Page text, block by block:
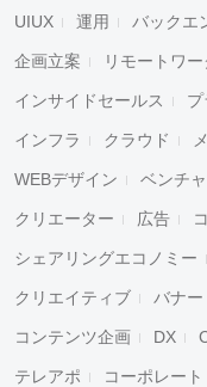
UIUX 運用 バックエ
企画立案 リモートワー
インサイドセールス
インフラ クラウド
WEBデザイン ベンチ
クリエーター 広告
シェアリングエコノミー
クリエイティブ バナー
コンテンツ企画 DX
テレアポ コーポレート